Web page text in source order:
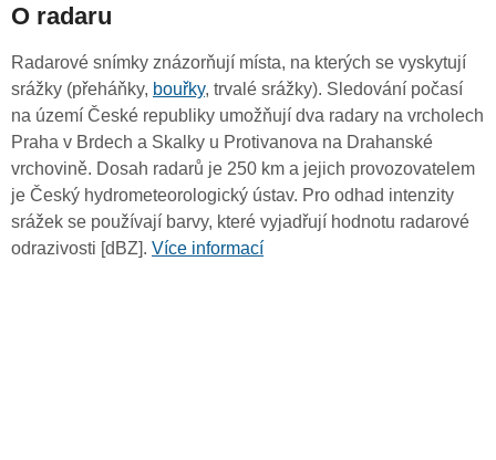
O radaru
Radarové snímky znázorňují místa, na kterých se vyskytují
srážky (přeháňky, bouřky, trvalé srážky). Sledování počasí
na území České republiky umožňují dva radary na vrcholech
Praha v Brdech a Skalky u Protivanova na Drahanské
vrchovině. Dosah radarů je 250 km a jejich provozovatelem
je Český hydrometeorologický ústav. Pro odhad intenzity
srážek se používají barvy, které vyjadřují hodnotu radarové
odrazivosti [dBZ]. Více informací